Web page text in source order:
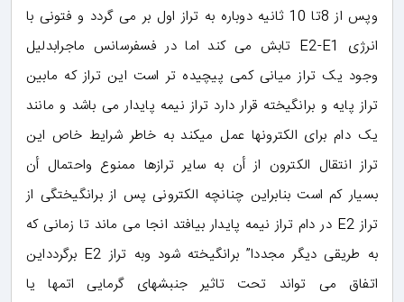
وپس از 8تا 10 ثانیه دوباره به تراز اول بر می گردد و فتونی با
انرژی E2-E1 تابش می کند اما در فسفرسانس ماجرابدلیل
وجود یک تراز میانی کمی پیچیده تر است این تراز که مابین
تراز پایه و برانگیخته قرار دارد تراز نیمه پایدار می باشد و مانند
یک دام برای الکترونها عمل میکند به خاطر شرایط خاص این
تراز انتقال الکترون از أن به سایر ترازها ممنوع واحتمال أن
بسیار کم است بنابراین چنانچه الکترونی پس از برانگیختگی از
تراز E2 در دام تراز نیمه پایدار بیافتد انجا می ماند تا زمانی که
به طریقی دیگر مجددا” برانگیخته شود وبه تراز E2 برگردداین
اتفاق می تواند تحت تاثیر جنبشهای گرمایی اتمها یا